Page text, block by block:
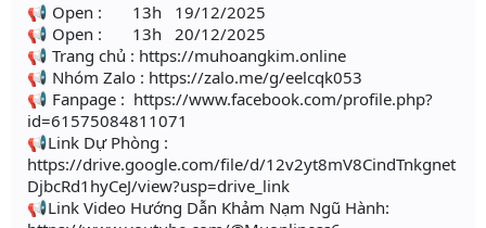
📢 Open : 13h 19/12/2025
📢 Open : 13h 20/12/2025
📢 Trang chủ : https://muhoangkim.online
📢 Nhóm Zalo : https://zalo.me/g/eelcqk053
📢 Fanpage : https://www.facebook.com/profile.php?
id=61575084811071
📢Link Dự Phòng :
https://drive.google.com/file/d/12v2yt8mV8CindTnkgnet
DjbcRd1hyCeJ/view?usp=drive_link
📢Link Video Hướng Dẫn Khảm Nạm Ngũ Hành: